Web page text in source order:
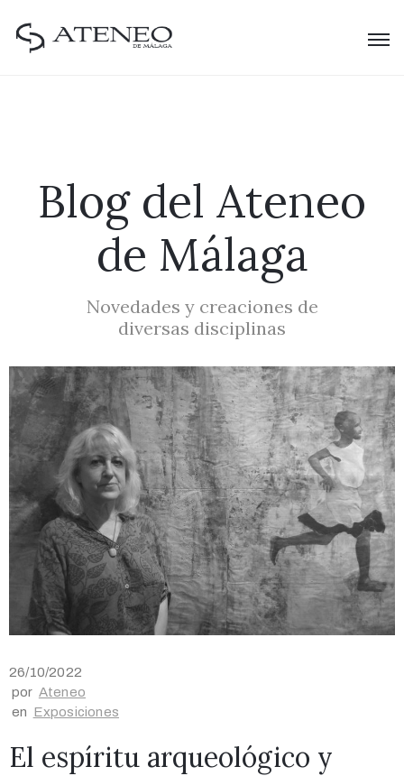
Blog del Ateneo
de Málaga
Novedades y creaciones de
diversas disciplinas
26/10/2022
por Ateneo
en Exposiciones
El espíritu arqueológico y